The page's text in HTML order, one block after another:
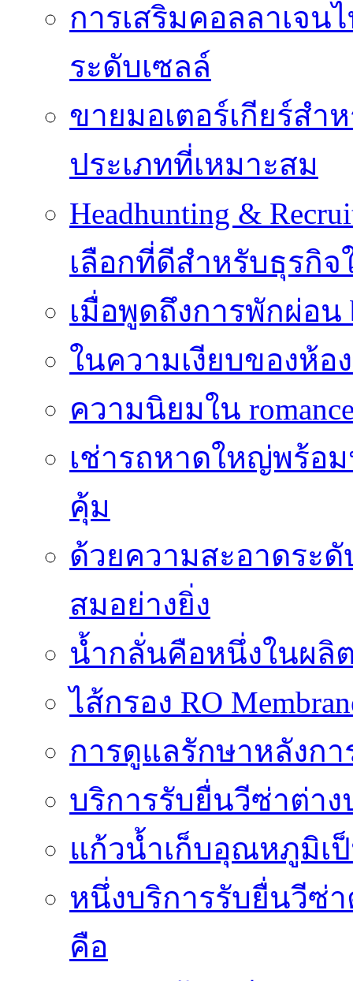
การเสริมคอลลาเจน
ระดับเซลล์
ขายมอเตอร์เกียร์สำ
ประเภทที่เหมาะสม
Headhunting &
เลือกที่ดีสำหรับธุรกิจ
เมื่อพูดถึงการพักผ่อน
ในความเงียบของห้อ
ความนิยมใน
เช่ารถหาดใหญ่พร้อ
คุ้ม
ด้วยความสะอาดระดั
สมอย่างยิ่ง
น้ำกลั่นคือหนึ่งในผ
ไส้กรอง RO
การดูแลรักษาหลังกา
บริการรับยื่นวีซ่าต่าง
แก้วน้ำเก็บอุณหภูมิเ
หนึ่งบริการรับยื่นวีซ่
คือ